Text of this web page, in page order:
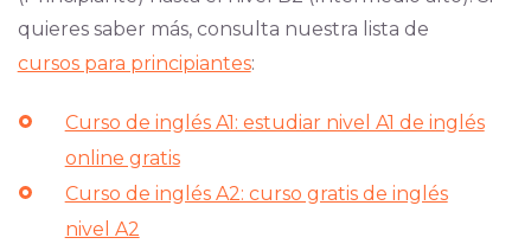
quieres saber más, consulta nuestra lista de
cursos para principiantes:
Curso de inglés A1: estudiar nivel A1 de inglés
online gratis
Curso de inglés A2: curso gratis de inglés
nivel A2